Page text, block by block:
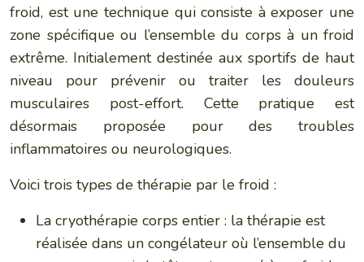
froid, est une technique qui consiste à exposer une
zone spécifique ou l’ensemble du corps à un froid
extrême. Initialement destinée aux sportifs de haut
niveau pour prévenir ou traiter les douleurs
musculaires post-effort. Cette pratique est
désormais proposée pour des troubles
inflammatoires ou neurologiques.
Voici trois types de thérapie par le froid :
La cryothérapie corps entier : la thérapie est
réalisée dans un congélateur où l’ensemble du